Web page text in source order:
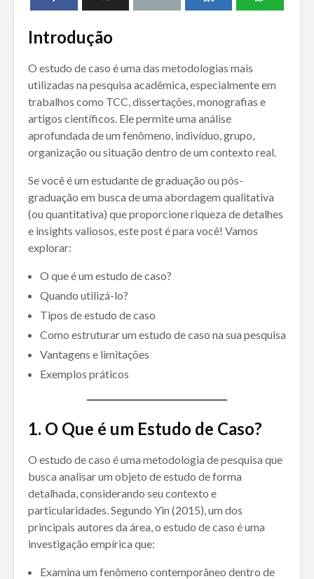
Introdução
O estudo de caso é uma das metodologias mais
utilizadas na pesquisa acadêmica, especialmente em
trabalhos como TCC, dissertações, monografias e
artigos científicos. Ele permite uma análise
aprofundada de um fenômeno, indivíduo, grupo,
organização ou situação dentro de um contexto real.
Se você é um estudante de graduação ou pós-
graduação em busca de uma abordagem qualitativa
(ou quantitativa) que proporcione riqueza de detalhes
e insights valiosos, este post é para você! Vamos
explorar:
O que é um estudo de caso?
Quando utilizá-lo?
Tipos de estudo de caso
Como estruturar um estudo de caso na sua pesquisa
Vantagens e limitações
Exemplos práticos
1. O Que é um Estudo de Caso?
O estudo de caso é uma metodologia de pesquisa que
busca analisar um objeto de estudo de forma
detalhada, considerando seu contexto e
particularidades. Segundo Yin (2015), um dos
principais autores da área, o estudo de caso é uma
investigação empírica que:
Examina um fenômeno contemporâneo dentro de